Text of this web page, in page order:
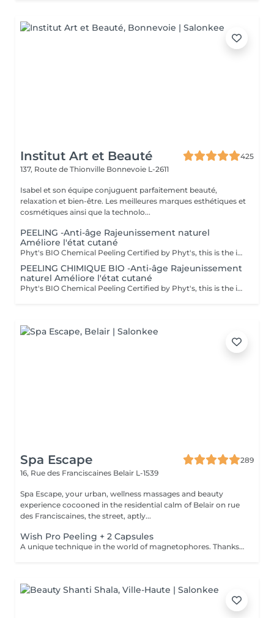
Institut Art et Beauté
425
137, Route de Thionville Bonnevoie L-2611
Isabel et son équipe conjuguent parfaitement beauté,
relaxation et bien-être. Les meilleures marques esthétiques et
cosmétiques ainsi que la technolo...
PEELING -Anti-âge Rajeunissement naturel
Améliore l'état cutané
Phyt's BIO Chemical Peeling Certified by Phyt's, this is the ideal solution to improve skin condition and effectively combat signs of aging. This advanced treatment combines the power of natural ingredients with the rigor of organic products to deliver visible and lasting results. BIO Certification: Benefit from certified organic products, ensuring a formulation that is respectful of your skin and the environment, while guaranteeing impeccable quality. Natural Ingredients: Enriched with natural actives, this peeling promotes cellular renewal, refines skin texture, and enhances the complexion for a more even and radiant appearance. Individual Ampoules: Each treatment is packaged in individual ampoules to ensure optimal hygiene, perfect freshness with each application, and precise dosing. Estheticians: Fatima Lisete Marie Francesca Mirza Déborah A regular skincare routine helps maintain skin elasticity, firmness, and radiance while preventing premature aging signs. Every treatment you give your skin is a step towards lasting and naturally rejuvenated beauty. Give your skin the best of nature with Phyt's BIO Chemical Peeling and discover revitalized and radiant skin!
PEELING CHIMIQUE BIO -Anti-âge Rajeunissement
naturel Améliore l'état cutané
Phyt's BIO Chemical Peeling Certified by Phyt's, this is the ideal solution to improve skin condition and effectively combat signs of aging. This advanced treatment combines the power of natural ingredients with the rigor of organic products to deliver visible and lasting results. BIO Certification: Benefit from certified organic products, ensuring a formulation that is respectful of your skin and the environment, while guaranteeing impeccable quality. Natural Ingredients: Enriched with natural actives, this peeling promotes cellular renewal, refines skin texture, and enhances the complexion for a more even and radiant appearance. Individual Ampoules: Each treatment is packaged in individual ampoules to ensure optimal hygiene, perfect freshness with each application, and precise dosing. Estheticians: Fatima Lisete Marie Francesca Mirza Déborah A regular skincare routine helps maintain skin elasticity, firmness, and radiance while preventing premature aging signs. Every treatment you give your skin is a step towards lasting and naturally rejuvenated beauty. Give your skin the best of nature with Phyt's BIO Chemical Peeling and discover revitalized and radiant skin!
Spa Escape
289
16, Rue des Franciscaines Belair L-1539
Spa Escape, your urban, wellness massages and beauty
experience cocooned in the residential calm of Belair on rue
des Franciscaines, the street, aptly...
Wish Pro Peeling + 2 Capsules
A unique technique in the world of magnetophores. Thanks to magnetic fields attraction encapsulated in a mini, hand-held machine this technique allows for the force of passage of cosmetic active ingredients through the skin barrier to act in the core of the cells. Visible result of the first session. The capsules are carefully chosen according to a consultation with your for your specific needs. Youthful looking skin without injections! The added Led Light experience puts you in a complete state of bliss as it perforates deeper penetration of the products and reinforces skin rejuvenation and skin repair. An added +!